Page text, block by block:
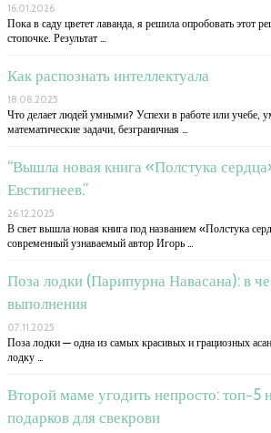
16.01.2026
Пока в саду цветет лаванда, я решила опробовать этот
стопочке. Результат …
Как распознать интеллектуала
18.08.2025
Что делает людей умными? Успехи в работе или учебе,
математические задачи, безграничная …
“Вышла новая книга «Полстука
Евстигнеев.”
26.12.2025
В свет вышла новая книга под названием «Полстука
современный узнаваемый автор Игорь …
Поза лодки (Парипурна Навасана): в
выполнения
07.11.2025
Поза лодки — одна из самых красивых и грациозных
лодку …
Второй маме угодить непросто: топ−5
подарков для свекрови